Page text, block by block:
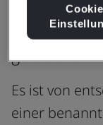
entspricht,
gebracht
Es ist von
einer